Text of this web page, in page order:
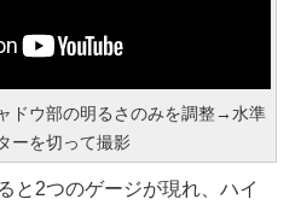
ドウ部の明るさのみを調整→水準
ーを切って撮影
と2つのゲージが現れ、ハイ